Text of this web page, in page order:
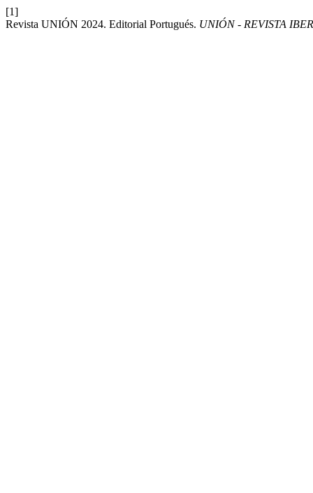
[1]
Revista UNIÓN 2024. Editorial Portugués. UNIÓN - REVISTA